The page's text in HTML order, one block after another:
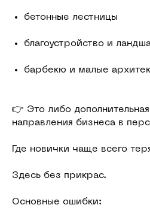
бетонные лестницы
благоустройство и
барбекю и малые
👉 Это либо
направления бизнеса в
Где новички чаще всего
Здесь без прикрас.
Основные ошибки: